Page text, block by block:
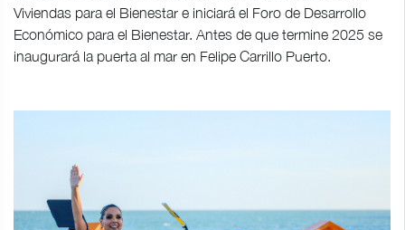
Viviendas para el Bienestar e iniciará el Foro de Desarrollo
Económico para el Bienestar. Antes de que termine 2025 se
inaugurará la puerta al mar en Felipe Carrillo Puerto.